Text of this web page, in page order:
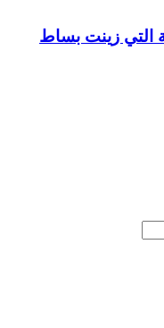
التي زينت بساط